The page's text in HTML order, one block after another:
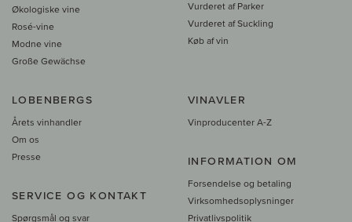
Økologiske vine
Rosé-vine
Modne vine
Große Gewächse
Vurderet af Parker
Vurderet af Suckling
Køb af vin
LOBENBERGS
Årets vinhandler
Om os
Presse
SERVICE OG KONTAKT
Spørgsmål og svar
VINAVLER
Vinproducenter A-Z
INFORMATION OM
Forsendelse og betaling
Virksomhedsoplysninger
Privatlivspolitik